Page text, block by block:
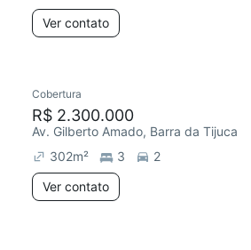
Ver contato
Cobertura
R$ 2.300.000
Av. Gilberto Amado, Barra da Tijuca
302m² 3
2
Ver contato